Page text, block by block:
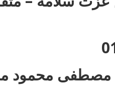
مصطفى محمود من